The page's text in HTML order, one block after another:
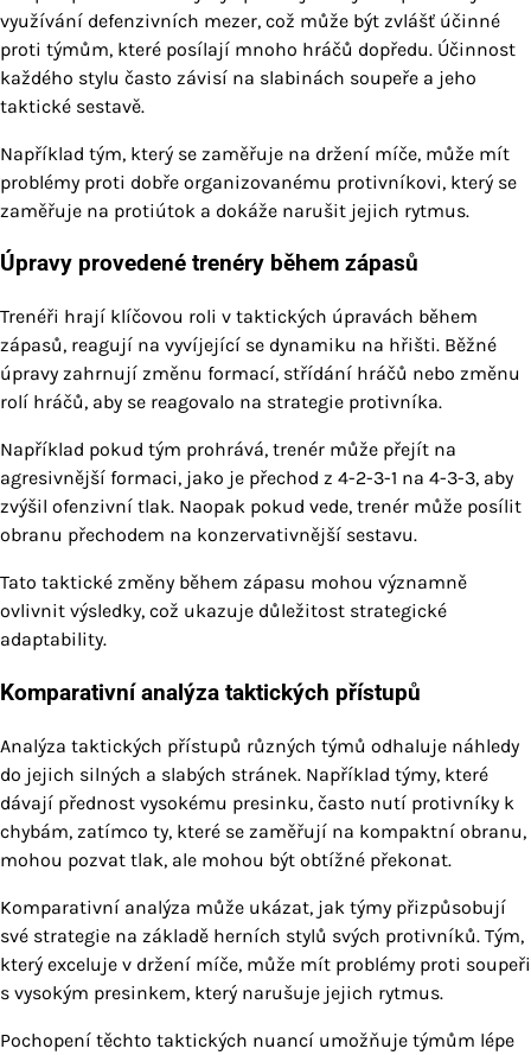
využívání defenzivních mezer, což může být zvlášť účinné
proti týmům, které posílají mnoho hráčů dopředu. Účinnost
každého stylu často závisí na slabinách soupeře a jeho
taktické sestavě.
Například tým, který se zaměřuje na držení míče, může mít
problémy proti dobře organizovanému protivníkovi, který se
zaměřuje na protiútok a dokáže narušit jejich rytmus.
Úpravy provedené trenéry během zápasů
Trenéři hrají klíčovou roli v taktických úpravách během
zápasů, reagují na vyvíjející se dynamiku na hřišti. Běžné
úpravy zahrnují změnu formací, střídání hráčů nebo změnu
rolí hráčů, aby se reagovalo na strategie protivníka.
Například pokud tým prohrává, trenér může přejít na
agresivnější formaci, jako je přechod z 4-2-3-1 na 4-3-3, aby
zvýšil ofenzivní tlak. Naopak pokud vede, trenér může posílit
obranu přechodem na konzervativnější sestavu.
Tato taktické změny během zápasu mohou významně
ovlivnit výsledky, což ukazuje důležitost strategické
adaptability.
Komparativní analýza taktických přístupů
Analýza taktických přístupů různých týmů odhaluje náhledy
do jejich silných a slabých stránek. Například týmy, které
dávají přednost vysokému presinku, často nutí protivníky k
chybám, zatímco ty, které se zaměřují na kompaktní obranu,
mohou pozvat tlak, ale mohou být obtížné překonat.
Komparativní analýza může ukázat, jak týmy přizpůsobují
své strategie na základě herních stylů svých protivníků. Tým,
který exceluje v držení míče, může mít problémy proti soupeři
s vysokým presinkem, který narušuje jejich rytmus.
Pochopení těchto taktických nuancí umožňuje týmům lépe